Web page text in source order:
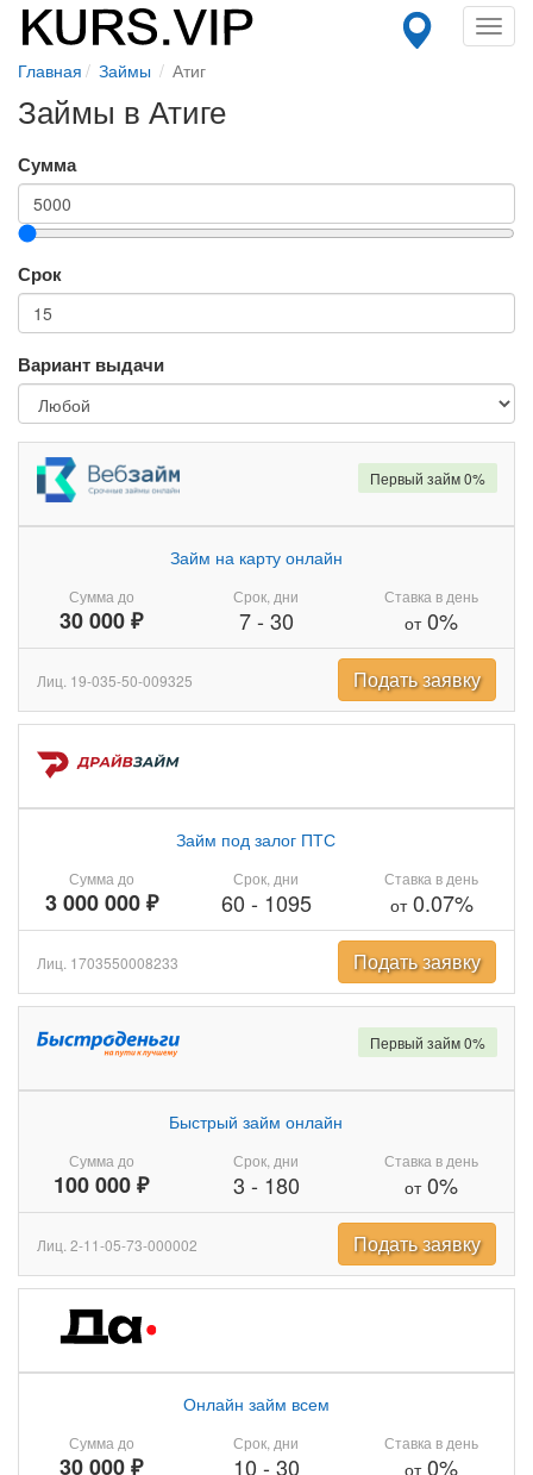
Главная Займы Атиг
Займы в Атиге
Сумма
Срок
Вариант выдачи
Сумма до
30 000 ₽
Займ на карту онлайн
Срок, дни
7- 30
Ставка в день
от0%
Первый займ 0%
Лиц. 19-035-50-009325 Подать заявку
Сумма до
3 000 000 ₽
Займ под залог ПТС
Срок, дни
60 - 1095
Ставка в день
от0.07%
Лиц. 1703550008233 Подать заявку
Сумма до
100 000 ₽
Быстрый займ онлайн
Срок, дни
3 - 180
Ставка в день
от0%
Первый займ 0%
Лиц. 2-11-05-73-000002 Подать заявку
Сумма до
30 000 ₽
Онлайн займ всем
Срок, дни
10 - 30
Ставка в день
от0%